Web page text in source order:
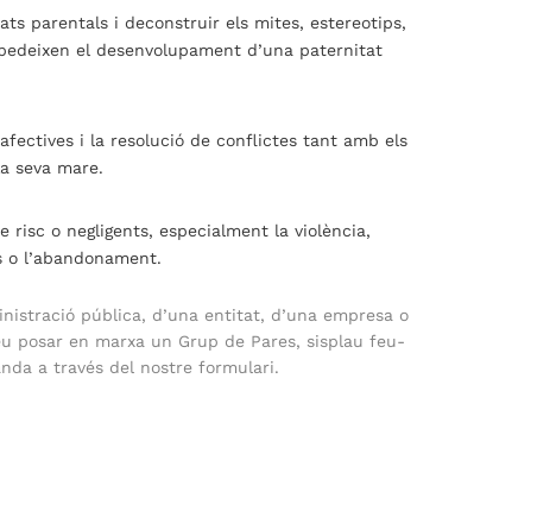
parentals i deconstruir els mites, estereotips,
el desenvolupament d’una paternitat
i la resolució de conflictes tant amb els
seva mare.
risc o negligents, especialment la violència,
o l’abandonament.
pública, d’una entitat, d’una empresa o
posar en marxa un Grup de Pares, sisplau feu-
a través del nostre formulari.